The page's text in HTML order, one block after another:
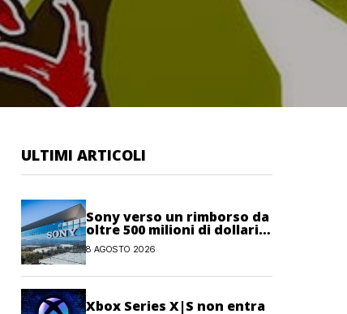
ULTIMI ARTICOLI
Sony verso un rimborso da
oltre 500 milioni di dollari
negli USA per dazi
illegittimi
8 AGOSTO 2026
Xbox Series X|S non entra